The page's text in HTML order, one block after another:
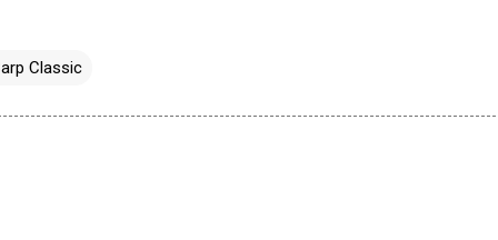
Classic